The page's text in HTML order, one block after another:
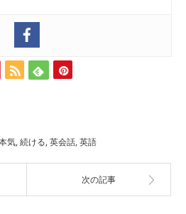
気,続ける,英会話,英語
次の記事